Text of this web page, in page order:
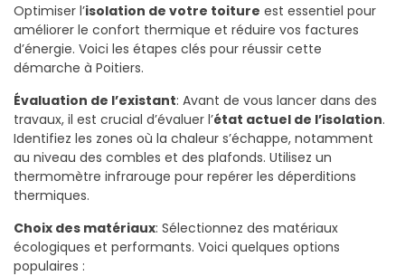
Optimiser l’isolation de votre toiture est essentiel pour
améliorer le confort thermique et réduire vos factures
d’énergie. Voici les étapes clés pour réussir cette
démarche à Poitiers.
Évaluation de l’existant: Avant de vous lancer dans des
travaux, il est crucial d’évaluer l’état actuel de l’isolation.
Identifiez les zones où la chaleur s’échappe, notamment
au niveau des combles et des plafonds. Utilisez un
thermomètre infrarouge pour repérer les déperditions
thermiques.
Choix des matériaux: Sélectionnez des matériaux
écologiques et performants. Voici quelques options
populaires :